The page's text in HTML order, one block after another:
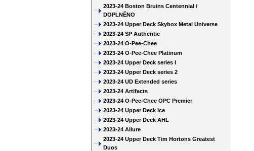
2023-24 Boston Bruins Centennial /
DOPLNĚNO
2023-24 Upper Deck Skybox Metal Universe
2023-24 SP Authentic
2023-24 O-Pee-Chee
2023-24 O-Pee-Chee Platinum
2023-24 Upper Deck series I
2023-24 Upper Deck series 2
2023-24 UD Extended series
2023-24 Artifacts
2023-24 O-Pee-Chee OPC Premier
2023-24 Upper Deck Ice
2023-24 Upper Deck AHL
2023-24 Allure
2023-24 Upper Deck Tim Hortons Greatest
Duos